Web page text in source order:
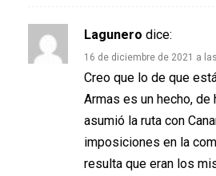
Lagunero dice:
16 de diciembre de 2021 a
Creo que lo de que
Armas es un hecho, de
asumió la ruta con
imposiciones en la
resulta que eran los